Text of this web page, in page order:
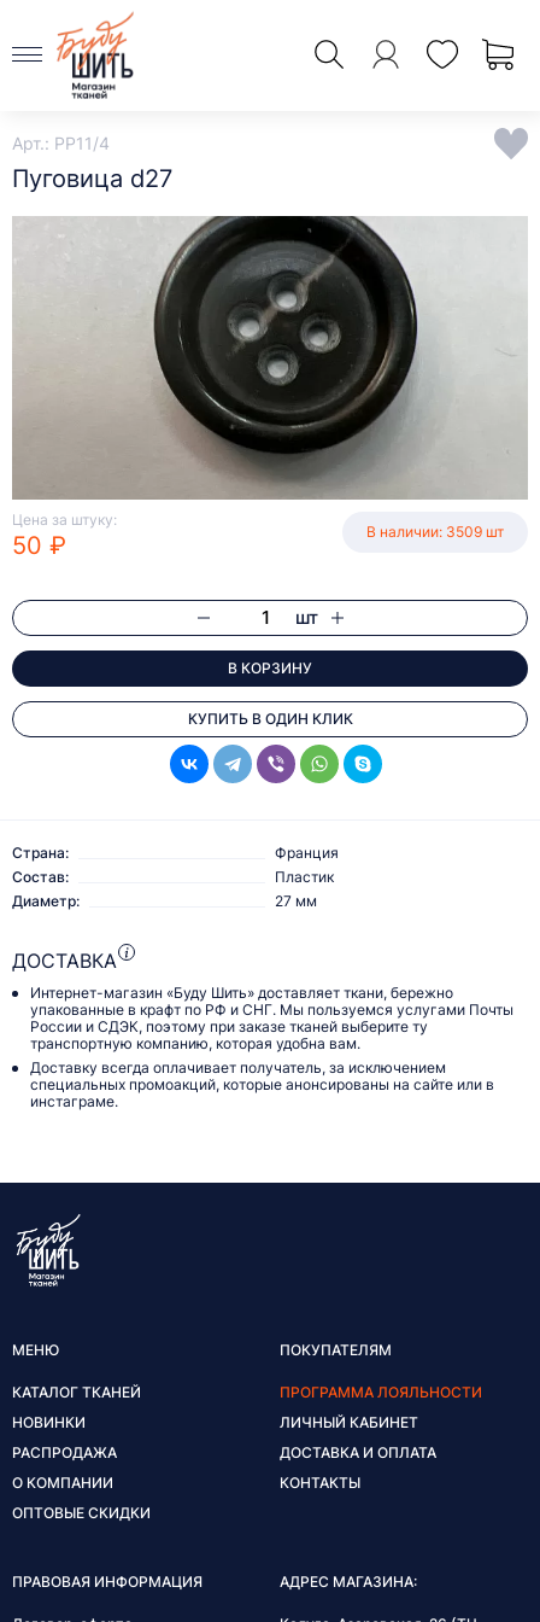
Арт.: PP11/4
Пуговица d27
Цена за штуку:
50 ₽ В наличии: 3509 шт
шт
В КОРЗИНУ
КУПИТЬ В ОДИН КЛИК
Страна:
Франция
Состав:
Пластик
Диаметр:
27 мм
ДОСТАВКА
Интернет-магазин «Буду Шить» доставляет ткани, бережно
упакованные в крафт по РФ и СНГ. Мы пользуемся услугами Почты
России и СДЭК, поэтому при заказе тканей выберите ту
транспортную компанию, которая удобна вам.
Доставку всегда оплачивает получатель, за исключением
специальных промоакций, которые анонсированы на сайте или в
инстаграме.
МЕНЮ
КАТАЛОГ ТКАНЕЙ
НОВИНКИ
РАСПРОДАЖА
О КОМПАНИИ
ОПТОВЫЕ СКИДКИ
ПОКУПАТЕЛЯМ
ПРОГРАММА ЛОЯЛЬНОСТИ
ЛИЧНЫЙ КАБИНЕТ
ДОСТАВКА И ОПЛАТА
КОНТАКТЫ
ПРАВОВАЯ ИНФОРМАЦИЯ АДРЕС МАГАЗИНА: